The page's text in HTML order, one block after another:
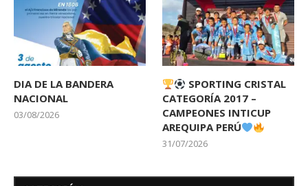
DIA DE LA BANDERA
NACIONAL
03/08/2026
SPORTING CRISTAL
CATEGORÍA 2017 –
CAMPEONES INTICUP
AREQUIPA PERÚ
31/07/2026